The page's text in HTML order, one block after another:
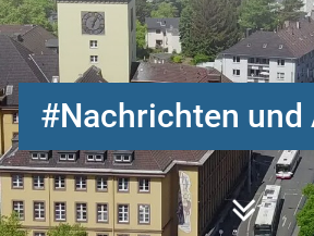
Nachrichten